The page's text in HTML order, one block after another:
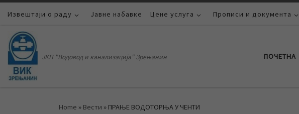
Skip to content
Извештаји о раду Јавне набавке Цене услуга Прописи и документа
ЈКП "Водовод и канализација" Зрењанин ПОЧЕТНА
Home » Вести » ПРАЊЕ ВОДОТОРЊА У ЧЕНТИ